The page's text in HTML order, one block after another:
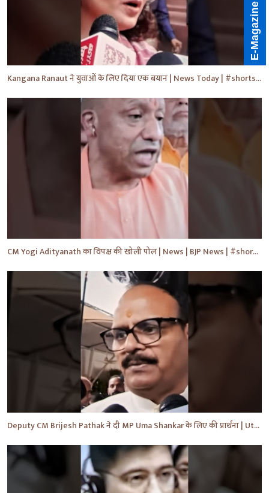
Kangana Ranaut ने युवाओं के लिए दिया एक बयान | News Today | #shorts #ytshorts #news #yt
CM Yogi Adityanath का विपक्ष की खोली पोल | News | BJP News | #shorts #yt #news #ytshorts
Deputy CM Brijesh Pathak ने दी MP Uma Shankar के लिए की प्रार्थना | Uttar Pradesh News #shorts #yt
E-Magazine